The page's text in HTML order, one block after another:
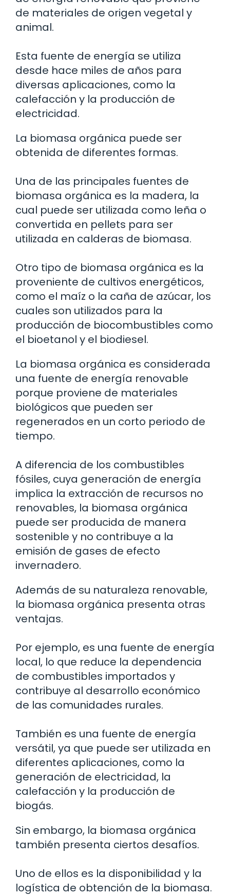
de materiales de origen vegetal y
animal.
Esta fuente de energía se utiliza
desde hace miles de años para
diversas aplicaciones, como la
calefacción y la producción de
electricidad.
La biomasa orgánica puede ser
obtenida de diferentes formas.
Una de las principales fuentes de
biomasa orgánica es la madera, la
cual puede ser utilizada como leña o
convertida en pellets para ser
utilizada en calderas de biomasa.
Otro tipo de biomasa orgánica es la
proveniente de cultivos energéticos,
como el maíz o la caña de azúcar, los
cuales son utilizados para la
producción de biocombustibles como
el bioetanol y el biodiesel.
La biomasa orgánica es considerada
una fuente de energía renovable
porque proviene de materiales
biológicos que pueden ser
regenerados en un corto periodo de
tiempo.
A diferencia de los combustibles
fósiles, cuya generación de energía
implica la extracción de recursos no
renovables, la biomasa orgánica
puede ser producida de manera
sostenible y no contribuye a la
emisión de gases de efecto
invernadero.
Además de su naturaleza renovable,
la biomasa orgánica presenta otras
ventajas.
Por ejemplo, es una fuente de energía
local, lo que reduce la dependencia
de combustibles importados y
contribuye al desarrollo económico
de las comunidades rurales.
También es una fuente de energía
versátil, ya que puede ser utilizada en
diferentes aplicaciones, como la
generación de electricidad, la
calefacción y la producción de
biogás.
Sin embargo, la biomasa orgánica
también presenta ciertos desafíos.
Uno de ellos es la disponibilidad y la
logística de obtención de la biomasa.